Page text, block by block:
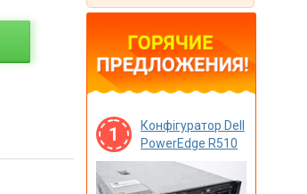
1
Конфігуратор Dell
PowerEdge R510